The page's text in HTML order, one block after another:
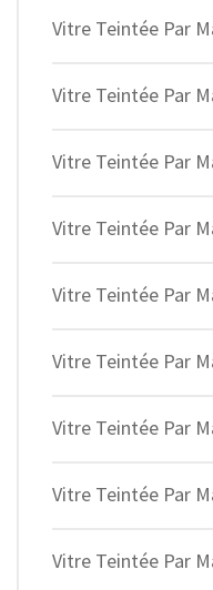
Vitre Teintée Par
Vitre Teintée Par
Vitre Teintée Par
Vitre Teintée Par
Vitre Teintée Par
Vitre Teintée Par
Vitre Teintée Par
Vitre Teintée Par
Vitre Teintée Par